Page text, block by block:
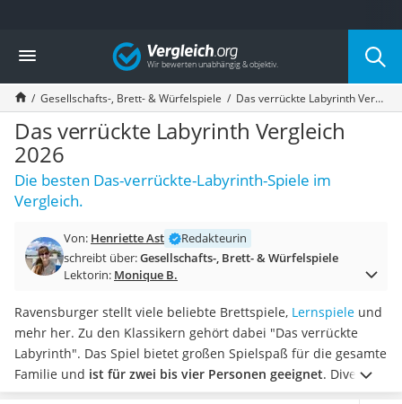
Die beliebtesten Vergleiche nach Kategorie
Freizeit & Sport
Gartentrampolin
Trampolin
Metalldetektor
Eufab-Fahrradträger
Trampolin 366 cm
Fahrradschloss
Aluminium-Koffer
Air Bike
E-Bike-Dreirad
Trekkingschuhe Herren
Reisetasche mit Rollen
Klimmzugstation
Koffer
Nachtsichtgerät
Faltschloss
Vergleich
Gesellschafts-, Brett- & Würfelspiele Das verrückte Labyrinth Vergleich 2026
Das verrückte Labyrinth Vergleich
2026
Die besten Das-verrückte-Labyrinth-Spiele im
Vergleich.
Von: Henriette Ast
Redakteurin
schreibt über:Gesellschafts-, Brett- & Würfelspiele
Lektorin: Monique B.
Ravensburger stellt viele beliebte Brettspiele, Lernspiele und
mehr her. Zu den Klassikern gehört dabei "Das verrückte
Labyrinth". Das Spiel bietet großen Spielspaß für die gesamte
Familie und ist für zwei bis vier Personen geeignet. Diverse
Tests im Internet empfehlen für Kinder ab vier Jahren eine